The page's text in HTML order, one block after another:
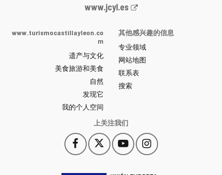
Junta
y
León
网
站
门
户
-
www.jcyl.es
www.turismocastillayleon.co
m
遗产与文化
美食旅游和美食
自然
发现它
我的个人空间
其他感兴趣的信息
专业领域
网站地图
联系表
搜索
上关注我们
Facebook
此
链
此
链
YouTube
此
链
Instagram
此
链